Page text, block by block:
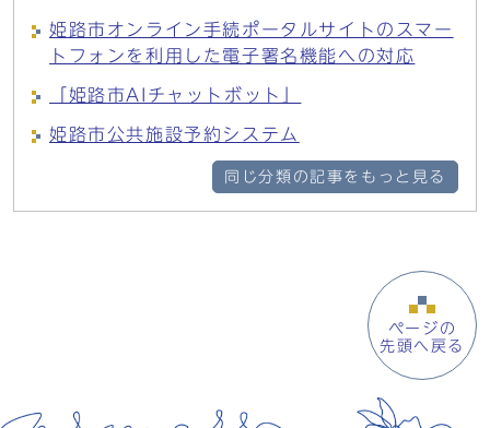
姫路市オンライン手続ポータルサイトのスマー
トフォンを利用した電子署名機能への対応
「姫路市AIチャットボット」
姫路市公共施設予約システム
同じ分類の記事をもっと見る
ページの
先頭へ戻る